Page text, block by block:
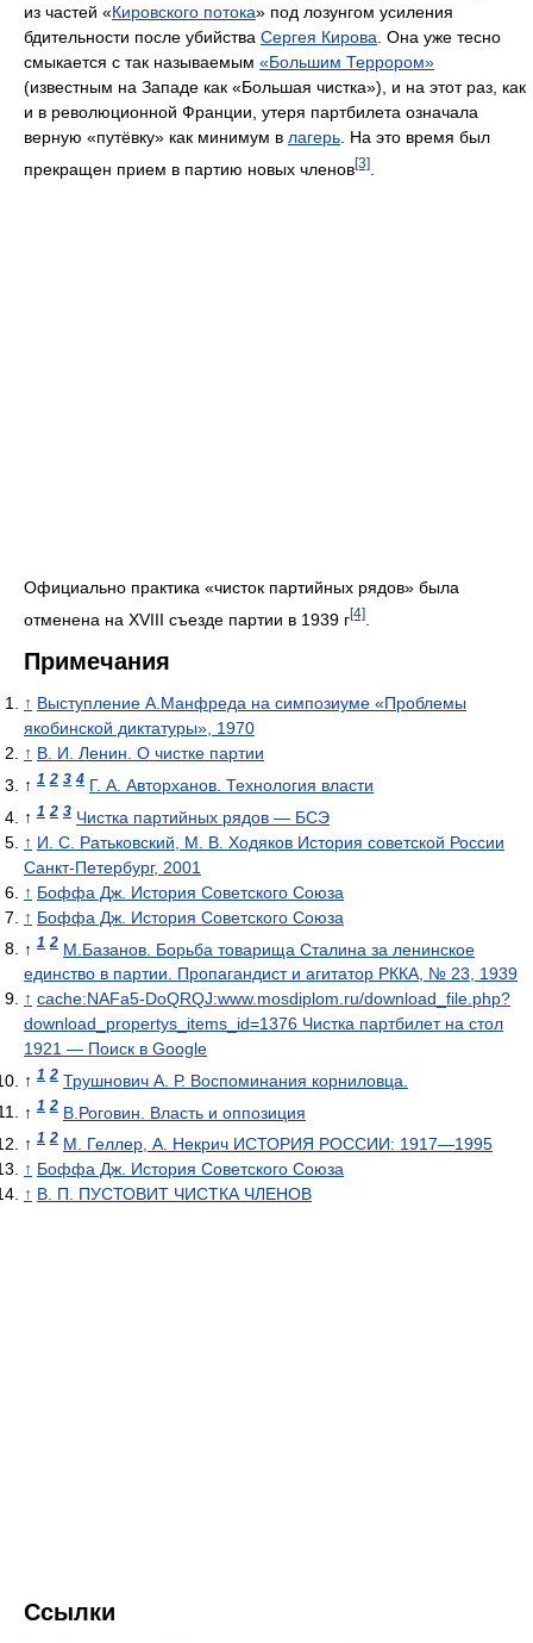
из частей «Кировского потока» под лозунгом усиления
бдительности после убийства Сергея Кирова . Она уже тесно
смыкается с так называемым «Большим Террором»
(известным на Западе как «Большая чистка»), и на этот раз, как
и в революционной Франции, утеря партбилета означала
верную «путёвку» как минимум в лагерь . На это время был
прекращен прием в партию новых членов[3]
Официально практика «чисток партийных рядов» была
отменена на XVIII съезде партии в 1939 г[4]
Примечания
↑ Выступление А.Манфреда на симпозиуме «Проблемы
якобинской диктатуры», 1970
↑ В. И. Ленин. О чистке партии
↑ 1 2 3 4 Г. А. Авторханов. Технология власти
↑ 1 2 3 Чистка партийных рядов — БСЭ
↑ И. С. Ратьковский, М. В. Ходяков История советской России
Санкт-Петербург, 2001
↑ Боффа Дж. История Советского Союза
↑ Боффа Дж. История Советского Союза
↑ 1 2 М.Базанов. Борьба товарища Сталина за ленинское
единство в партии. Пропагандист и агитатор РККА, № 23, 1939
↑ cache:NAFa5-DoQRQJ:www.mosdiplom.ru/download_file.php?
download_propertys_items_id=1376 Чистка партбилет на стол
1921 — Поиск в Google
↑ 1 2 Трушнович А. Р. Воспоминания корниловца.
↑ 1 2 В.Роговин. Власть и оппозиция
↑ 1 2 М. Геллер, А. Некрич ИСТОРИЯ РОССИИ: 1917—1995
↑ Боффа Дж. История Советского Союза
↑ В. П. ПУСТОВИТ ЧИСТКА ЧЛЕНОВ
Ссылки